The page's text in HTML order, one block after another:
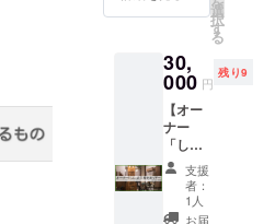
ング
幅
3.0mm
～
8.0mm
まで ・
リング
厚
（平打
の開発
に携わ
れます
・ご参
加にあ
たり、
特別な
資格や
スキル
などは
き）】
・昭和
れた機
械をカ
スタマ
イズ
し、独
自の技
術で製
造加工
を行っ
ている
選
択
す
る
30,
000 円
残り9
【オー
ナー
「し
ん」の
工房見
学ツ
アー
支援
者：
1人
お届